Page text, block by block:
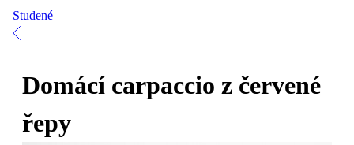
Studené
Domácí carpaccio z červené
řepy